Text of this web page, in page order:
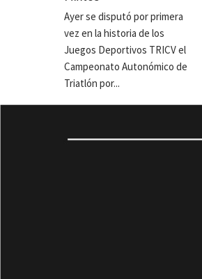
Ayer se disputó por primera
vez en la historia de los
Juegos Deportivos TRICV el
Campeonato Autonómico de
Triatlón por...